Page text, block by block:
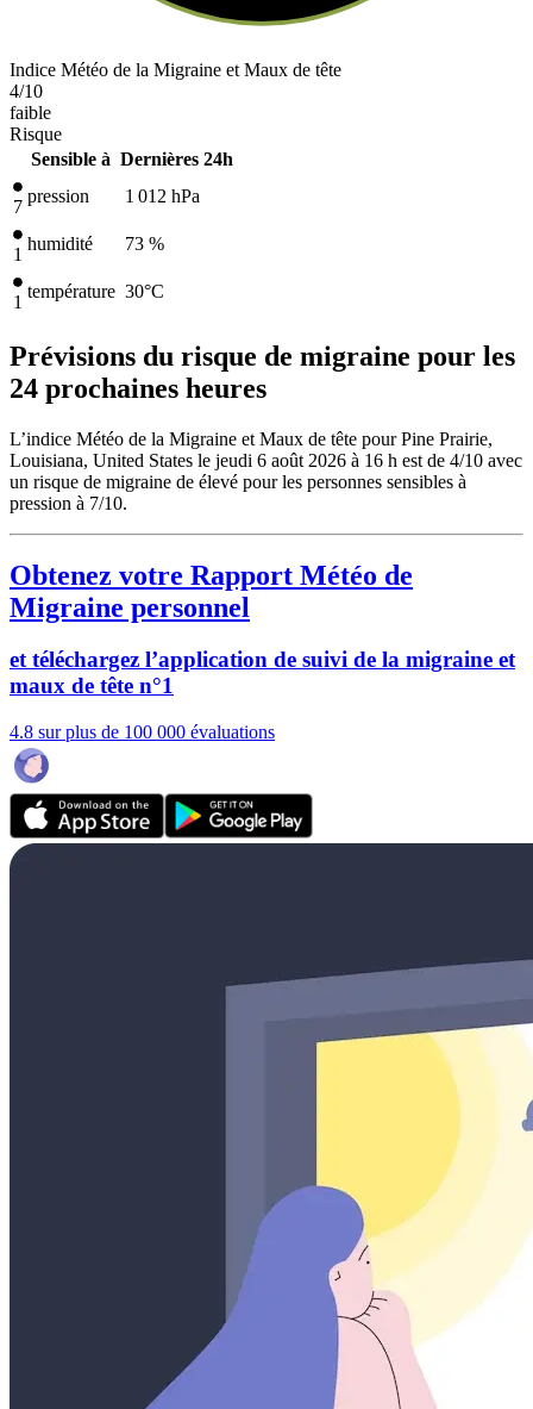
Indice Météo de la Migraine et Maux de tête
4/10
faible
Risque
Sensible à Dernières 24h
7
pression 1 012 hPa
1
humidité 73 %
1
température 30°C
Prévisions du risque de migraine pour les
24 prochaines heures
L’indice Météo de la Migraine et Maux de tête pour Pine Prairie,
Louisiana, United States le jeudi 6 août 2026 à 16 h est de 4/10 avec
un risque de migraine de élevé pour les personnes sensibles à
pression à 7/10.
Obtenez votre Rapport Météo de
Migraine personnel
et téléchargez l’application de suivi de la migraine et
maux de tête n°1
4.8 sur plus de 100 000 évaluations